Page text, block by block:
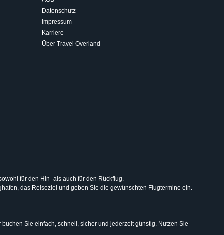
Datenschutz
Impressum
Karriere
Über Travel Overland
für den Hin- als auch für den Rückflug.
das Reiseziel und geben Sie die gewünschten Flugtermine ein.
Sie einfach, schnell, sicher und jederzeit günstig. Nutzen Sie